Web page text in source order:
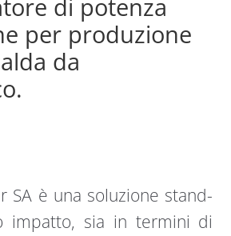
di potenza
per produzione
da
SA è una soluzione stand-
impatto, sia in termini di